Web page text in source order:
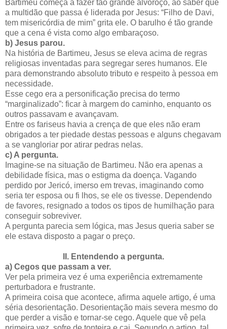
Bartimeu começa a fazer tão grande alvoroço, ao saber que
a multidão que passa é liderada por Jesus: “Filho de Davi,
tem misericórdia de mim” grita ele. O barulho é tão grande
que a cena é vista como algo embaraçoso.
b) Jesus parou.
Na história de Bartimeu, Jesus se eleva acima de regras
religiosas inventadas para segregar seres humanos. Ele
para demonstrando absoluto tributo e respeito à pessoa em
necessidade.
Esse cego era a personificação precisa do termo
“marginalizado”: ficar à margem do caminho, enquanto os
outros passavam e avançavam.
Entre os fariseus havia a crença de que eles não eram
obrigados a ter piedade destas pessoas e alguns chegavam
a se vangloriar por atirar pedras nelas.
c) A pergunta.
Imagine-se na situação de Bartimeu. Não era apenas a
debilidade física, mas o estigma da doença. Vagando
perdido por Jericó, imerso em trevas, imaginando como
seria ter esposa ou fi lhos, se ele os tivesse. Dependendo
de favores, resignado a todos os tipos de humilhação para
conseguir sobreviver.
A pergunta parecia sem lógica, mas Jesus queria saber se
ele estava disposto a pagar o preço.
II. Entendendo a pergunta.
a) Cegos que passam a ver.
Ver pela primeira vez é uma experiência extremamente
perturbadora e frustrante.
A primeira coisa que acontece, afirma aquele artigo, é uma
séria desorientação. Desorientação mais severa mesmo do
que perder a visão e tornar-se cego. Aquele que vê pela